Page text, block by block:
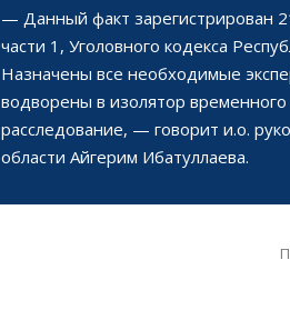
— Данный факт зарегистрирован
части 1, Уголовного кодекса
Назначены все необходимые
водворены в изолятор
расследование, — говорит и.о.
области Айгерим Ибатуллаева.